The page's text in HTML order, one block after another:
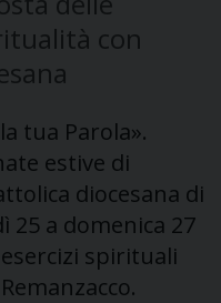
con
tua Parola».
estive di
diocesana di
25 a domenica 27
spirituali